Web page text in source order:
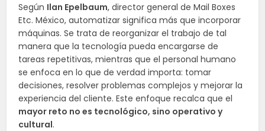
Según Ilan Epelbaum, director general de Mail Boxes
Etc. México, automatizar significa más que incorporar
máquinas. Se trata de reorganizar el trabajo de tal
manera que la tecnología pueda encargarse de
tareas repetitivas, mientras que el personal humano
se enfoca en lo que de verdad importa: tomar
decisiones, resolver problemas complejos y mejorar la
experiencia del cliente. Este enfoque recalca que el
mayor reto no es tecnológico, sino operativo y
cultural.